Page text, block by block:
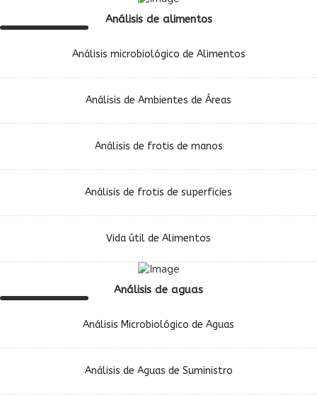
Análisis de alimentos
Análisis microbiológico de Alimentos
Análisis de Ambientes de Áreas
Análisis de frotis de manos
Análisis de frotis de superficies
Vida útil de Alimentos
Análisis de aguas
Análisis Microbiológico de Aguas
Análisis de Aguas de Suministro